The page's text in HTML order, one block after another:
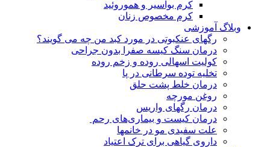
کرم بواسیر و هموروئید
کرم مخصوص زنان
وبلاگ آموزشی
رگهای عنکبوتی در مورد کبد من چه می گویند؟
درمان سنگ کیسه صفرا بدون جراحی
کولیت اسهالی روده و زخم روده
تخلیه توده سرطانی در پا
درمان خلط پشت حلق
روغن مورچه
درمان رگهای واریس
درمان کیست و بیماری‌های رحم
علت سفیدی مو در خانمها
داروی گیاهی برای ترک اعتیاد